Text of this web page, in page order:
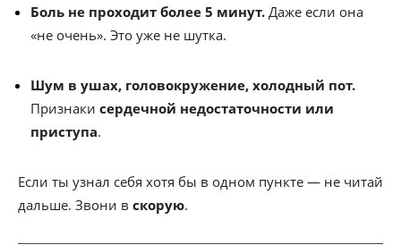
Боль не проходит более 5 минут. Даже если она
«не очень». Это уже не шутка.
Шум в ушах, головокружение, холодный пот.
Признаки сердечной недостаточности или
приступа.
Если ты узнал себя хотя бы в одном пункте — не читай
дальше. Звони в скорую.